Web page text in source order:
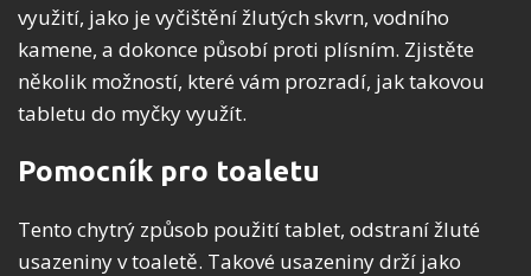
využití, jako je vyčištění žlutých skvrn, vodního
kamene, a dokonce působí proti plísním. Zjistěte
několik možností, které vám prozradí, jak takovou
tabletu do myčky využít.
Pomocník pro toaletu
Tento chytrý způsob použití tablet, odstraní žluté
usazeniny v toaletě. Takové usazeniny drží jako